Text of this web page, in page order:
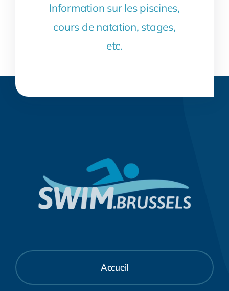
Information sur les piscines,
cours de natation, stages,
etc.
Accueil